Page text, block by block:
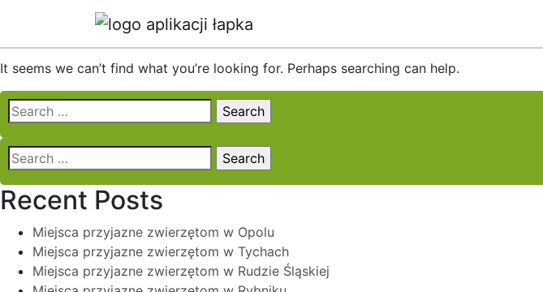
Nothing Found
It seems we can’t find what you’re looking for. Perhaps searching can help.
Search
for:
Search
for:
Recent Posts
Miejsca przyjazne zwierzętom w Opolu
Miejsca przyjazne zwierzętom w Tychach
Miejsca przyjazne zwierzętom w Rudzie Śląskiej